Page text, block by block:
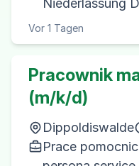
Niederlassung
Vor 1 Tagen
Pracownik
(m/k/d)
Dippoldiswalde
Prace